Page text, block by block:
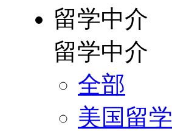
留学中介
留学中介
全部
美国留学